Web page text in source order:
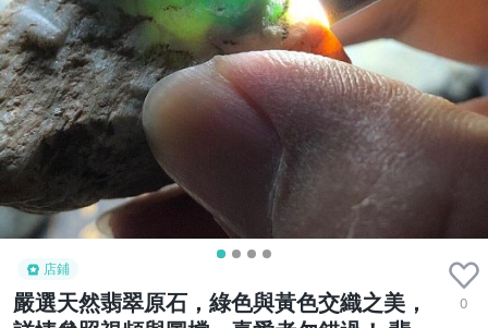
店鋪
嚴選天然翡翠原石，綠色與黃色交織之美，
0